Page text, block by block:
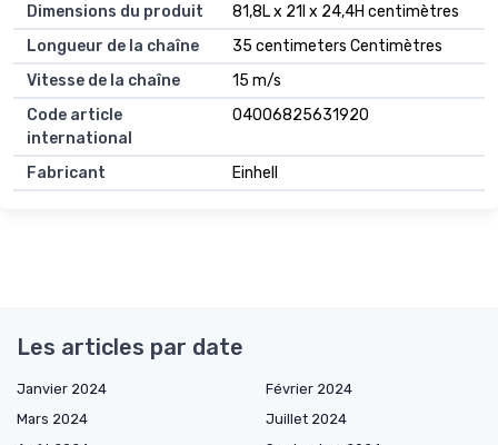
Dimensions du produit
81,8L x 21l x 24,4H centimètres
Longueur de la chaîne
35 centimeters Centimètres
Vitesse de la chaîne
15 m/s
Code article
international
04006825631920
Fabricant Einhell
Les articles par date
Janvier 2024
Février 2024
Mars 2024
Juillet 2024